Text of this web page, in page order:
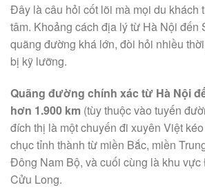
Đây là câu hỏi cốt lõi mà mọi du khách
tâm. Khoảng cách địa lý từ Hà Nội đến
quãng đường khá lớn, đòi hỏi nhiều
bị kỹ lưỡng.
Quãng đường chính xác từ Hà Nội
hơn 1.900 km (tùy thuộc vào tuyến
đích thị là một chuyến đi xuyên Việt
chục tỉnh thành từ miền Bắc, miền
Đông Nam Bộ, và cuối cùng là khu
Cửu Long.